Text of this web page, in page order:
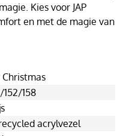
Kies voor JAP
en met de magie van
Christmas
152/158
acrylvezel